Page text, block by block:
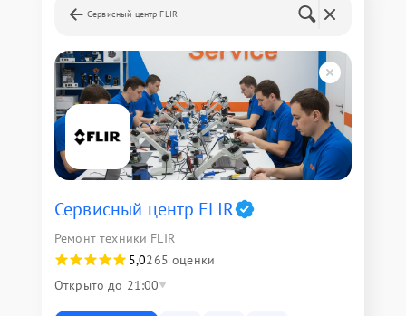
Сервисный центр FLIR
Сервисный центр FLIR
Ремонт техники FLIR
5,0265 оценки
Открыто до 21:00